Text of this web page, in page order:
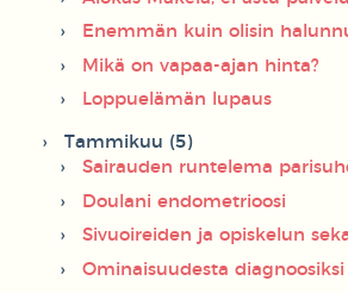
Enemmän kuin olisin
Mikä on vapaa-ajan hinta?
Loppuelämän lupaus
Tammikuu (5)
Sairauden runtelema
Doulani endometrioosi
Sivuoireiden ja opiskelun
Ominaisuudesta diagnoosiksi